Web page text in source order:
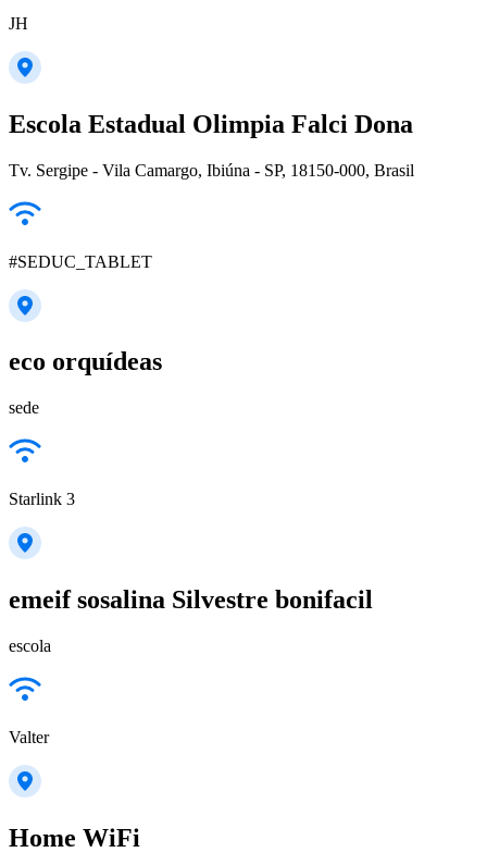
JH
Escola Estadual Olimpia Falci Dona
Tv. Sergipe - Vila Camargo, Ibiúna - SP, 18150-000, Brasil
#SEDUC_TABLET
eco orquídeas
sede
Starlink 3
emeif sosalina Silvestre bonifacil
escola
Valter
Home WiFi